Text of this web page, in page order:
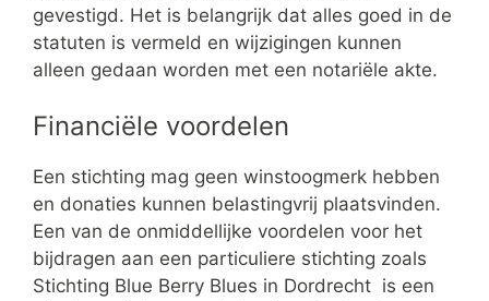
gevestigd. Het is belangrijk dat alles goed in de
statuten is vermeld en wijzigingen kunnen
alleen gedaan worden met een notariële akte.
Financiële voordelen
Een stichting mag geen winstoogmerk hebben
en donaties kunnen belastingvrij plaatsvinden.
Een van de onmiddellijke voordelen voor het
bijdragen aan een particuliere stichting zoals
Stichting Blue Berry Blues in Dordrecht is een